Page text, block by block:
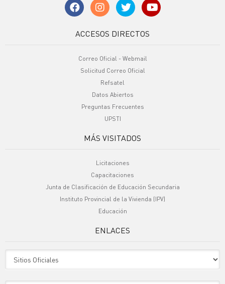
ACCESOS DIRECTOS
Correo Oficial - Webmail
Solicitud Correo Oficial
Refsatel
Datos Abiertos
Preguntas Frecuentes
UPSTI
MÁS VISITADOS
Licitaciones
Capacitaciones
Junta de Clasificación de Educación Secundaria
Instituto Provincial de la Vivienda (IPV)
Educación
ENLACES